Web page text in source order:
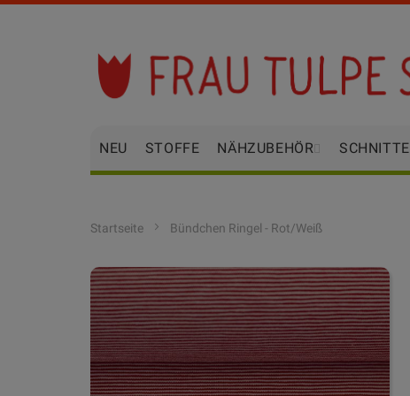
Inhalt
springen
NEU STOFFE NÄHZUBEHÖR SCHNITTE
Startseite Bündchen Ringel - Rot/Weiß
Zum
Ende
der
Bildgalerie
springen